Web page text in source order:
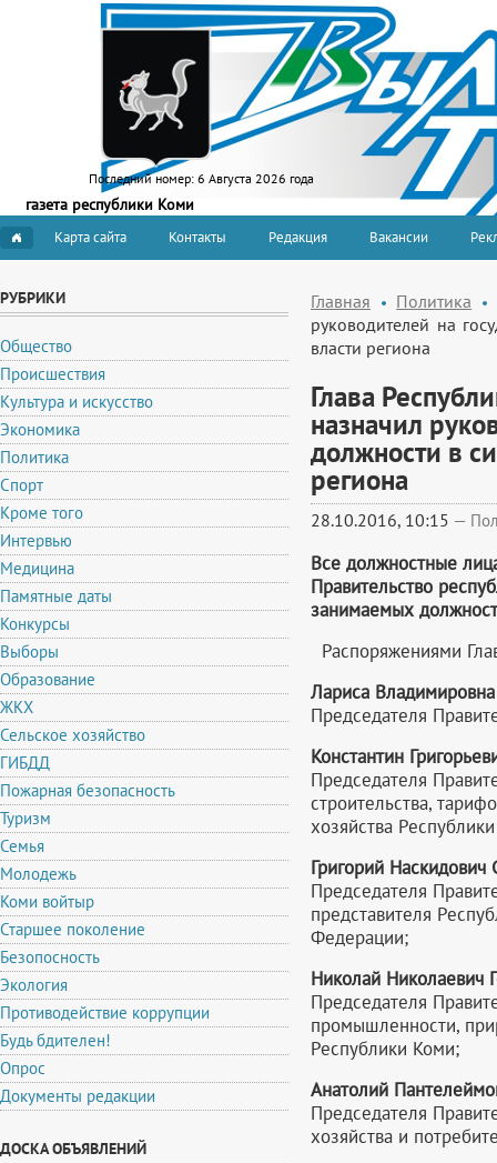
Последний номер: 6 Августа 2026 года
газета республики Коми
Карта сайта Контакты Редакция Вакансии
РУБРИКИ
Общество
Происшествия
Культура и искусство
Экономика
Политика
Спорт
Кроме того
Интервью
Медицина
Памятные даты
Конкурсы
Выборы
Образование
ЖКХ
Сельское хозяйство
ГИБДД
Пожарная безопасность
Туризм
Семья
Молодежь
Коми войтыр
Старшее поколение
Безопосность
Экология
Противодействие коррупции
Будь бдителен!
Опрос
Документы редакции
ДОСКА ОБЪЯВЛЕНИЙ
Главная
Политика
руководителей на
власти региона
Глава
назначил
должности в
региона
28.10.2016, 10:15 —
Все должностные
Правительство
занимаемых
Распоряжениями
Лариса
Председателя
Константин
Председателя
строительства,
хозяйства
Григорий
Председателя
представителя
Федерации;
Николай Николаевич
Председателя
промышленности,
Республики Коми;
Анатолий
Председателя
хозяйства и